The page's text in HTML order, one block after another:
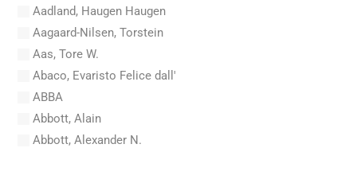
Aadland, Haugen Haugen
Aagaard-Nilsen, Torstein
Aas, Tore W.
Abaco, Evaristo Felice dall'
ABBA
Abbott, Alain
Abbott, Alexander N.